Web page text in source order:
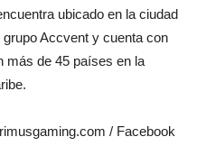
ubicado en la ciudad
Accvent y cuenta con
más de 45 países en la
/ Facebook